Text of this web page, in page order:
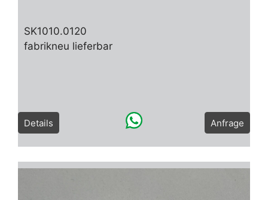
SK1010.0120
fabrikneu lieferbar
Details Anfrage